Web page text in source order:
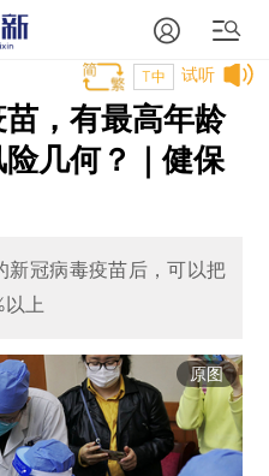
试听
T中
，有最高年龄
几何？｜健保
新冠病毒疫苗后，可以把
以上
原图